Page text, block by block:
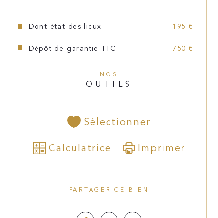
Dont état des lieux 195 €
Dépôt de garantie TTC 750 €
NOS
OUTILS
Sélectionner
Calculatrice
Imprimer
PARTAGER CE BIEN